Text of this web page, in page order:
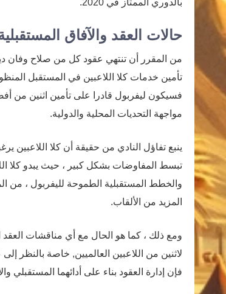
بالدوري الممتاز في 2020.
حالات العقد والآفاق
من المقرر أن تنتهي عقود كل من صلاح وفان
تأمين خدمات كلا اللاعبين في المستقبل
فسيكون ليفربول قادرا على تأمين اثنين من
مواجهة التحديات المحلية والدولية.
ينبع تفاؤل النادي من حقيقة أن كلا اللاعبين
تبسط المفاوضات بشكل كبير ، حيث يبدو كلا
والخطط المستقبلية الطموحة لليفربول ،
المزيد من الألقاب.
ومع ذلك ، كما هو الحال مع أي مناقشات العقد
لاثنين من اللاعبين العالميين, خاصة بالنظر
فإن إدارة العقود بناء على أدائهما المستقبلي